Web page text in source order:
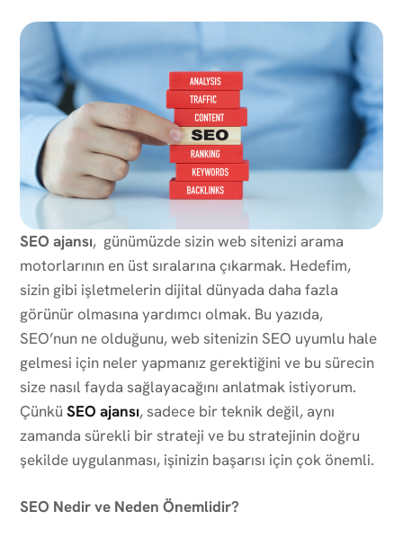
SEO ajansı, günümüzde sizin web sitenizi arama
motorlarının en üst sıralarına çıkarmak. Hedefim,
sizin gibi işletmelerin dijital dünyada daha fazla
görünür olmasına yardımcı olmak. Bu yazıda,
SEO’nun ne olduğunu, web sitenizin SEO uyumlu hale
gelmesi için neler yapmanız gerektiğini ve bu sürecin
size nasıl fayda sağlayacağını anlatmak istiyorum.
Çünkü SEO ajansı, sadece bir teknik değil, aynı
zamanda sürekli bir strateji ve bu stratejinin doğru
şekilde uygulanması, işinizin başarısı için çok önemli.
SEO Nedir ve Neden Önemlidir?